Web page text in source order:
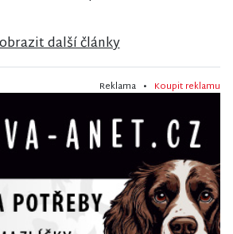
další články
Reklama • Koupit reklamu